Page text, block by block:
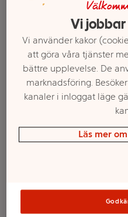
Sortimentet kan
Vi
Vi använder kakor
att göra våra tjänster
bättre upplevelse. De
marknadsföring.
kanaler i inloggat läge
Läs mer